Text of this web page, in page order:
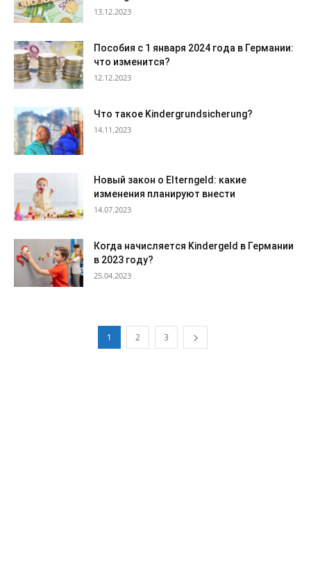
13.12.2023
Пособия с 1 января 2024 года в Германии:
что изменится?
12.12.2023
Что такое Kindergrundsicherung?
14.11.2023
Новый закон о Elterngeld: какие
изменения планируют внести
14.07.2023
Когда начисляется Kindergeld в Германии
в 2023 году?
25.04.2023
1 2 3